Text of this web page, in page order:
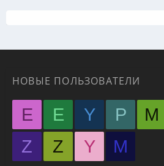
НОВЫЕ ПОЛЬЗОВАТЕЛИ
E E Y P M
Z
Z Y М